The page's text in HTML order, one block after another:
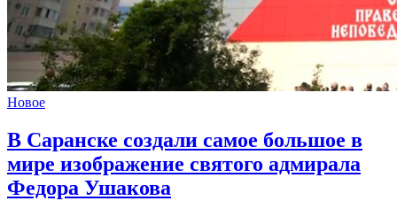
Новое
В Саранске создали самое большое в
мире изображение святого адмирала
Федора Ушакова